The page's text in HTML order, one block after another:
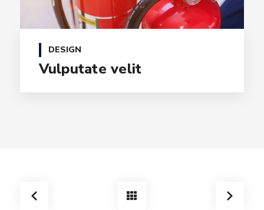
DESIGN
Vulputate velit